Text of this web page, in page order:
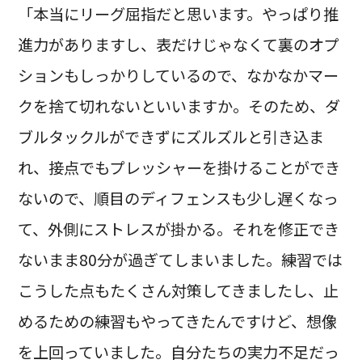
「本当にリーグ屈指だと思います。やっぱり推
進力がありますし、表だけじゃなくて裏のオプ
ションもしっかりしているので、なかなかマー
クを捨て切れないといいますか。そのため、ダ
ブルタックルができずにズルズルと引き込ま
れ、接点でもプレッシャーを掛けることができ
ないので、順目のディフェンスも少し遅くなっ
て、外側にストレスが掛かる。それを修正でき
ないまま80分が過ぎてしまいました。練習では
こうした点もたくさん対策してきましたし、止
めるための練習もやってきたんですけど、想像
を上回っていました。自分たちの実力不足だっ